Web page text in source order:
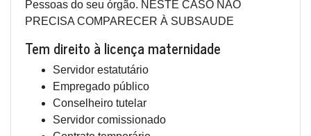
Pessoas do seu órgão. NESTE CASO NÃO
PRECISA COMPARECER À SUBSAUDE
Tem direito à licença maternidade
Servidor estatutário
Empregado público
Conselheiro tutelar
Servidor comissionado